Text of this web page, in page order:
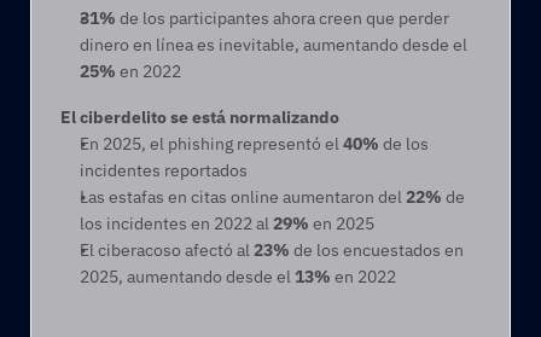
31% de los participantes ahora creen que perder
25% en 2022
El ciberdelito se está normalizando
En 2025, el phishing representó el 40% de los
incidentes reportados
Las estafas en citas online aumentaron del 22% de
los incidentes en 2022 al 29% en 2025
El ciberacoso afectó al 23% de los encuestados en
2025, aumentando desde el 13% en 2022